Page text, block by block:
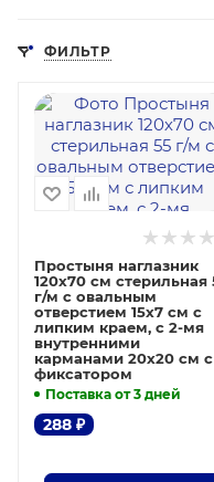
ФИЛЬТР
Простыня наглазник
120х70 см стерильная
г/м с овальным
отверстием 15х7 см с
липким краем, с 2-мя
внутренними
карманами 20х20 см с
фиксатором
Поставка от 3 дней
288 ₽